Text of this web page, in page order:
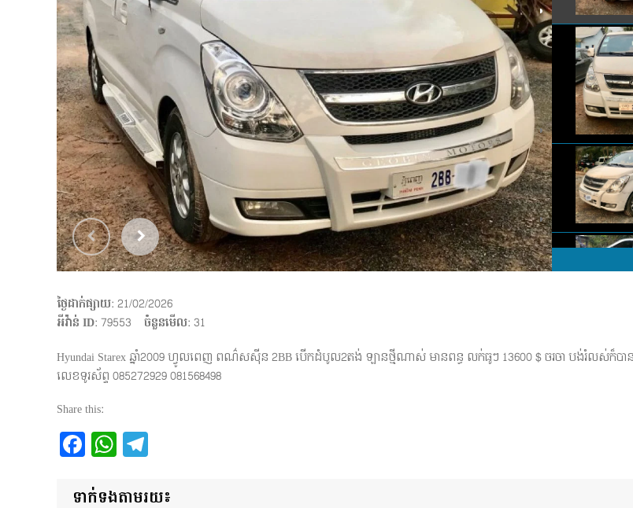
ថ្ងៃដាក់ផ្សាយ: 21/02/2026
អីវ៉ាន់ ID: 79553 ចំនួនមើល: 31
Hyundai Starex ឆ្នាំ2009 ហ្វូលពេញ ពណ៌សសុីន 2BB បើកដំបូល2តង់ ឡានថ្មីណាស់ មានពន្ធ លក់ធូៗ 13600 $ ចរចា បង់រំលស់ក៏ប
លេខទូរស័ព្ទ 085272929 081568498
Share this:
Facebook
WhatsApp
ទាក់ទងតាមរយ៖